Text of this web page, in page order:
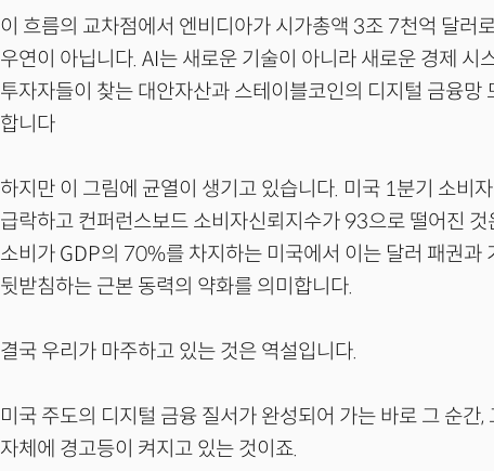
이 흐름의 교차점에서 엔비디아가 시가총액 3조 7천억 달러
우연이 아닙니다. AI는 새로운 기술이 아니라 새로운 경제 시
투자자들이 찾는 대안자산과 스테이블코인의 디지털 금융망
합니다
하지만 이 그림에 균열이 생기고 있습니다. 미국 1분기 소비
급락하고 컨퍼런스보드 소비자신뢰지수가 93으로 떨어진
소비가 GDP의 70%를 차지하는 미국에서 이는 달러 패권과
뒷받침하는 근본 동력의 약화를 의미합니다.
결국 우리가 마주하고 있는 것은 역설입니다.
미국 주도의 디지털 금융 질서가 완성되어 가는 바로 그 순간,
자체에 경고등이 켜지고 있는 것이죠.